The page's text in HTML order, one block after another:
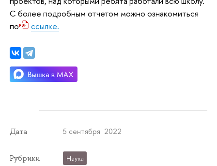
С более подробным отчетом можно ознакомиться
по
ссылке.
Дата 5 сентября 2022
Рубрики Наука